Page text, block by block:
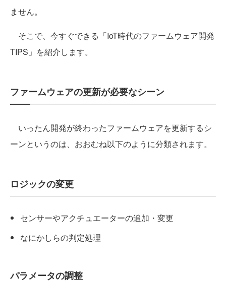
ません。
そこで、今すぐできる「IoT時代のファームウェア開発
TIPS」を紹介します。
ファームウェアの更新が必要なシーン
いったん開発が終わったファームウェアを更新するシ
ーンというのは、おおむね以下のように分類されます。
ロジックの変更
センサーやアクチュエーターの追加・変更
なにかしらの判定処理
パラメータの調整